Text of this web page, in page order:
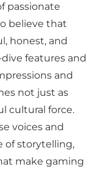
passionate
believe that
honest, and
features and
and
not just as
cultural force.
voices and
of storytelling,
make gaming